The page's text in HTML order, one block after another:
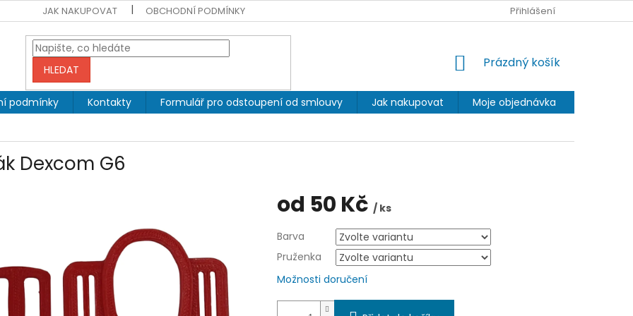
JAK NAKUPOVAT OBCHODNÍ PODMÍNKY Přihlášení
HLEDAT
NÁKUPNÍ
Prázdný košík
podmínky Kontakty Formulář pro odstoupení od smlouvy Jak nakupovat
Moje objednávka
Dexcom G6
od 50 Kč / ks
cena:
Barva
Pruženka
Možnosti doručení